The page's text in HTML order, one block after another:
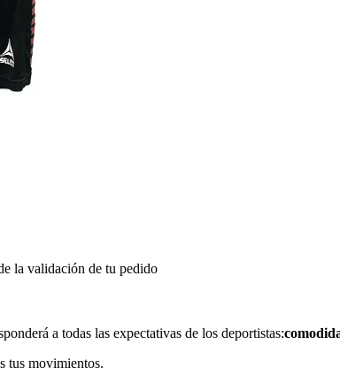
la validación de tu pedido
a todas las expectativas de los deportistas:
tus movimientos.